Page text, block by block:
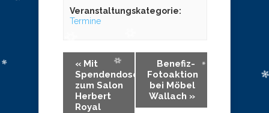
Veranstaltungskategorie:
Termine
« Mit
Spendendosen
zum Salon
Herbert
Royal
Benefiz-
Fotoaktion
bei Möbel
Wallach »